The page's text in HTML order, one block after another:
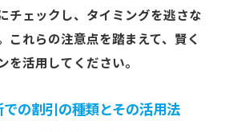
チェックし、タイミングを逃さな
これらの注意点を踏まえて、賢く
を活用してください。
の割引の種類とその活用法